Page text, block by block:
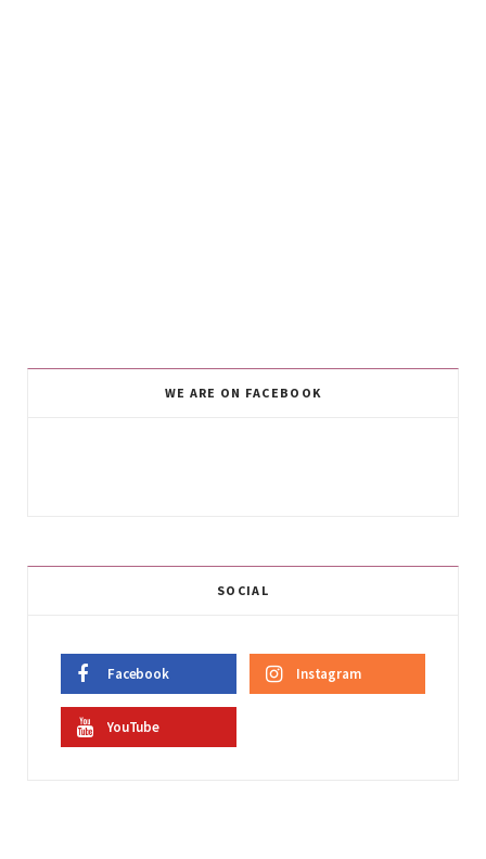
WE ARE ON FACEBOOK
SOCIAL
Facebook Instagram
YouTube